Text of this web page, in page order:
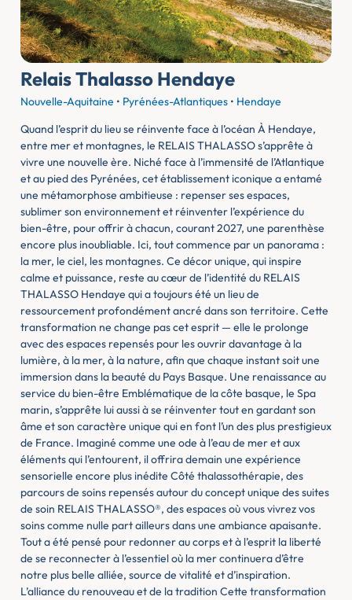
Relais Thalasso Hendaye
Nouvelle-Aquitaine • Pyrénées-Atlantiques • Hendaye
Quand l’esprit du lieu se réinvente face à l’océan À Hendaye,
entre mer et montagnes, le RELAIS THALASSO s’apprête à
vivre une nouvelle ère. Niché face à l’immensité de l’Atlantique
et au pied des Pyrénées, cet établissement iconique a entamé
une métamorphose ambitieuse : repenser ses espaces,
sublimer son environnement et réinventer l’expérience du
bien-être, pour offrir à chacun, courant 2027, une parenthèse
encore plus inoubliable. Ici, tout commence par un panorama :
la mer, le ciel, les montagnes. Ce décor unique, qui inspire
calme et puissance, reste au cœur de l’identité du RELAIS
THALASSO Hendaye qui a toujours été un lieu de
ressourcement profondément ancré dans son territoire. Cette
transformation ne change pas cet esprit — elle le prolonge
avec des espaces repensés pour les ouvrir davantage à la
lumière, à la mer, à la nature, afin que chaque instant soit une
immersion dans la beauté du Pays Basque. Une renaissance au
service du bien-être Emblématique de la côte basque, le Spa
marin, s’apprête lui aussi à se réinventer tout en gardant son
âme et son caractère unique qui en font l’un des plus prestigieux
de France. Imaginé comme une ode à l’eau de mer et aux
éléments qui l’entourent, il offrira demain une expérience
sensorielle encore plus inédite Côté thalassothérapie, des
parcours de soins repensés autour du concept unique des suites
de soin RELAIS THALASSO®, des espaces où vous vivrez vos
soins comme nulle part ailleurs dans une ambiance apaisante.
Tout a été pensé pour redonner au corps et à l’esprit la liberté
de se reconnecter à l’essentiel où la mer continuera d’être
notre plus belle alliée, source de vitalité et d’inspiration.
L’alliance du renouveau et de la tradition Cette transformation